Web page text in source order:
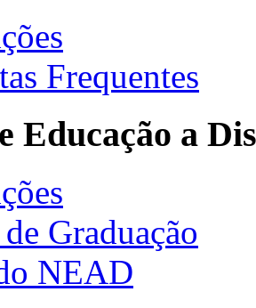
Frequentes
Educação a
Graduação
NEAD